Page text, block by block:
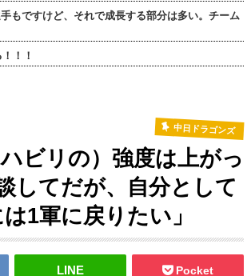
もですけど、それで成長する部分は多い。チーム
！！
中日ドラゴンズ
ビリの）強度は上がっ
してだが、自分として
1軍に戻りたい」
Pocket